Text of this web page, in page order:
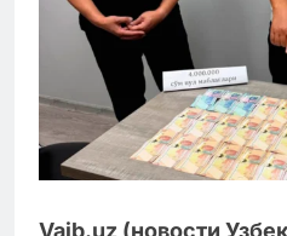
Vaib.uz (новости